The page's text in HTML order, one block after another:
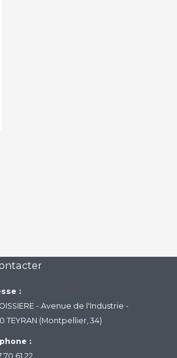
:
- Avenue de l'Industrie -
TEYRAN (Montpellier, 34)
:
70 61 22